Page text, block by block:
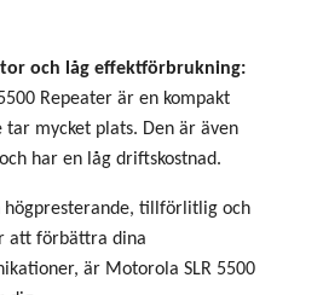
och låg effektförbrukning:
Repeater är en kompakt
tar mycket plats. Den är även
har en låg driftskostnad.
tillförlitlig och
att förbättra dina
är Motorola SLR 5500